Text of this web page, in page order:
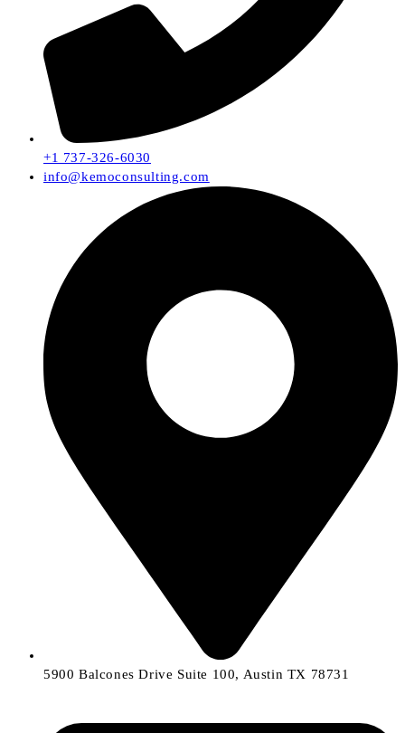
+1 737-326-6030
info@kemoconsulting.com
5900 Balcones Drive Suite 100, Austin TX 78731